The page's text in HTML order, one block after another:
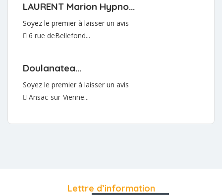
LAURENT Marion Hypno...
Soyez le premier à laisser un avis
6 rue deBellefond...
Doulanatea...
Soyez le premier à laisser un avis
Ansac-sur-Vienne...
Lettre d’information